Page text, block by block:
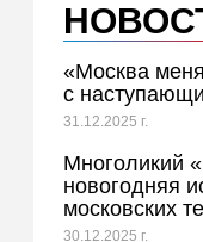
«Москва
с
31.12.2025 г.
Многоликий
новогодняя
московских
30.12.2025 г.